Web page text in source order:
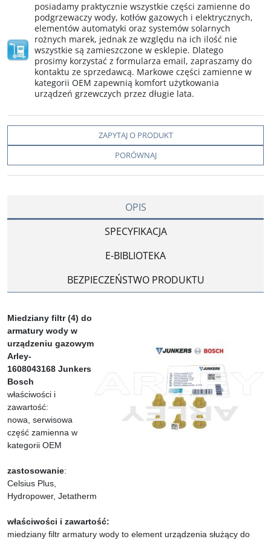
posiadamy praktycznie wszystkie części zamienne do
podgrzewaczy wody, kotłów gazowych i elektrycznych,
elementów automatyki oraz systemów solarnych
rożnych marek, jednak ze względu na ich ilość nie
wszystkie są zamieszczone w esklepie. Dlatego
prosimy korzystać z formularza email, zapraszamy do
kontaktu ze sprzedawcą. Markowe części zamienne w
kategorii OEM zapewnią komfort użytkowania
urządzeń grzewczych przez długie lata.
ZAPYTAJ O PRODUKT
PORÓWNAJ
OPIS
SPECYFIKACJA
E-BIBLIOTEKA
BEZPIECZEŃSTWO PRODUKTU
Miedziany filtr (4) do
armatury wody w
urządzeniu gazowym
Arley-
1608043168 Junkers
Bosch
właściwości i
zawartość:
nowa, serwisowa
część zamienna w
kategorii OEM
zastosowanie:
Celsius Plus,
Hydropower, Jetatherm
właściwości i zawartość:
miedziany filtr armatury wody to element urządzenia służący do